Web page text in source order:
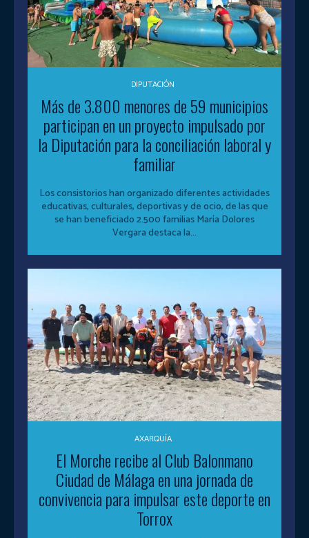
DIPUTACIÓN
Más de 3.800 menores de 59 municipios
participan en un proyecto impulsado por
la Diputación para la conciliación laboral y
familiar
Los consistorios han organizado diferentes actividades
educativas, culturales, deportivas y de ocio, de las que
se han beneficiado 2.500 familias María Dolores
Vergara destaca la...
AXARQUÍA
El Morche recibe al Club Balonmano
Ciudad de Málaga en una jornada de
convivencia para impulsar este deporte en
Torrox